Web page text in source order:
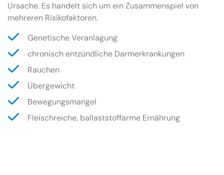
Ursache. Es handelt sich um ein Zusammenspiel von
mehreren Risikofaktoren.
Genetische Veranlagung
chronisch entzündliche Darmerkrankungen
Rauchen
Übergewicht
Bewegungsmangel
Fleischreiche, ballaststoffarme Ernährung